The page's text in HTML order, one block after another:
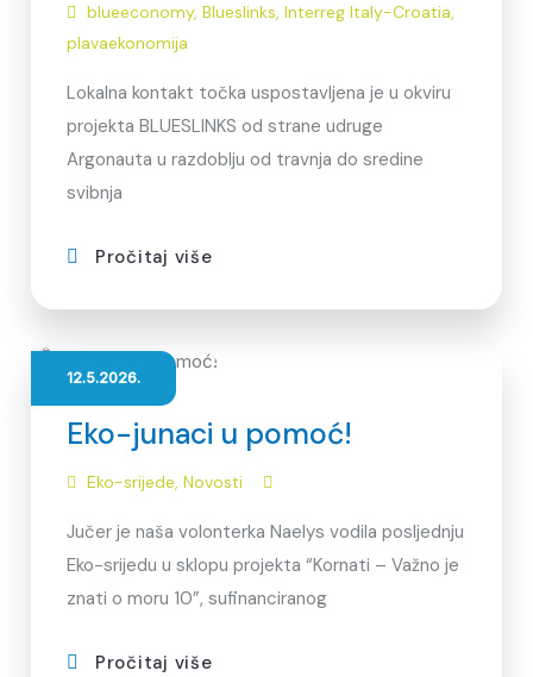
blueeconomy,Blueslinks,Interreg Italy-Croatia,
plavaekonomija
Lokalna kontakt točka uspostavljena je u okviru
projekta BLUESLINKS od strane udruge
Argonauta u razdoblju od travnja do sredine
svibnja
Pročitaj više
12.5.2026.
Eko-junaci u pomoć!
Eko-srijede,Novosti
Jučer je naša volonterka Naelys vodila posljednju
Eko-srijedu u sklopu projekta “Kornati – Važno je
znati o moru 10”, sufinanciranog
Pročitaj više